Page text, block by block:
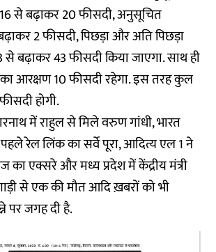
से बढ़ाकर 20 फीसदी, अनुसूचित
2 फीसदी, पिछड़ा और अति पिछड़ा
से बढ़ाकर 43 फीसदी किया जाएगा. साथ ही
का आरक्षण 10 फीसदी रहेगा. इस तरह कुल
होगी.
में राहुल से मिले वरुण गांधी, भारत
रेल लिंक का सर्वे पूरा, आदित्य एल 1 ने
का एक्सरे और मध्य प्रदेश में केंद्रीय मंत्री
से एक की मौत आदि ख़बरों को भी
पर जगह दी है.